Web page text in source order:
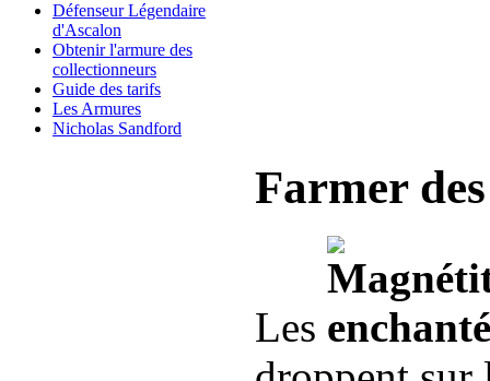
Défenseur Légendaire
d'Ascalon
Obtenir l'armure des
collectionneurs
Guide des tarifs
Les Armures
Nicholas Sandford
Farmer
Les